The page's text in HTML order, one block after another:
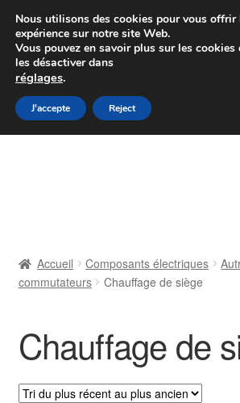
Colissimo livraison à partir
Du lundi au vendredi de
Aller
à
Aller
au
Contact
Livraison
Livraison internationale
Accueil Composants électriques
commutateurs
Chauffage de siège
Chauffage de
Nous utilisons des cookies pour vous offrir
expérience sur notre site Web.
Vous pouvez en savoir plus sur les
les désactiver dans
réglages.
J'accepte Reject